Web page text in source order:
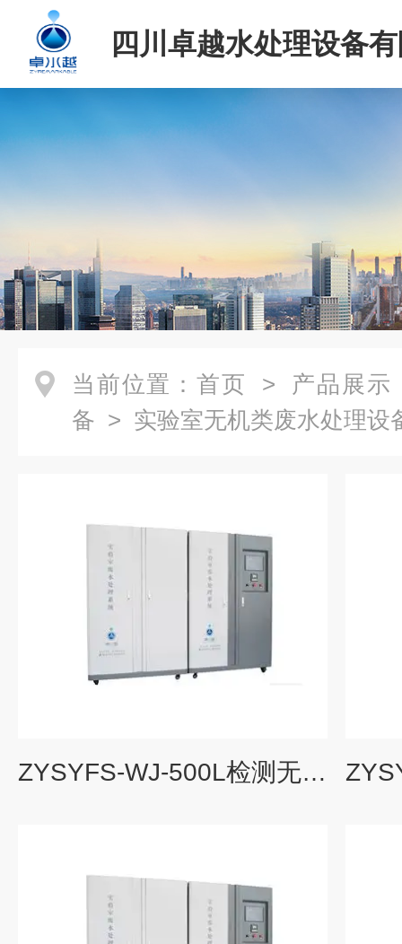
四川卓越水处理设备
当前位置： 首页 > 产品展示
备 > 实验室无机类废水处理设
ZYSYFS-WJ-500L检测无机类污水处理设备